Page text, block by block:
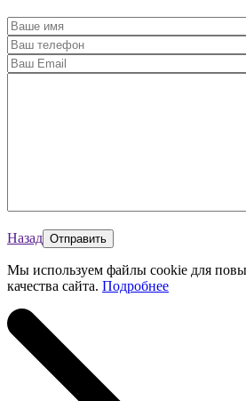
Назад
Мы используем файлы cookie для
качества сайта. Подробнее